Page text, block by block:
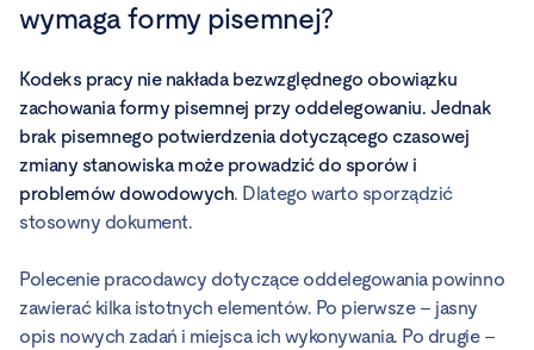
wymaga formy pisemnej?
Kodeks pracy nie nakłada bezwzględnego obowiązku
zachowania formy pisemnej przy oddelegowaniu. Jednak
brak pisemnego potwierdzenia dotyczącego czasowej
zmiany stanowiska może prowadzić do sporów i
problemów dowodowych. Dlatego warto sporządzić
stosowny dokument.
Polecenie pracodawcy dotyczące oddelegowania powinno
zawierać kilka istotnych elementów. Po pierwsze – jasny
opis nowych zadań i miejsca ich wykonywania. Po drugie –